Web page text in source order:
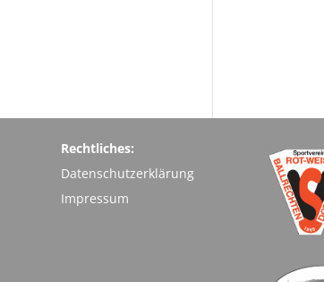
Rechtliches:
Datenschutzerklärung
Impressum